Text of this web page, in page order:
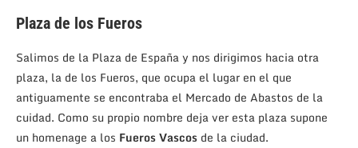
Plaza de los Fueros
Salimos de la Plaza de España y nos dirigimos hacia otra
plaza, la de los Fueros, que ocupa el lugar en el que
antiguamente se encontraba el Mercado de Abastos de la
cuidad. Como su propio nombre deja ver esta plaza supone
un homenage a los Fueros Vascos de la ciudad.